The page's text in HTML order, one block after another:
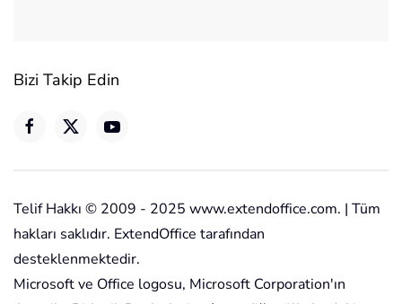
Bizi Takip Edin
Telif Hakkı © 2009 - 2025 www.extendoffice.com. | Tüm
hakları saklıdır. ExtendOffice tarafından
desteklenmektedir.
Microsoft ve Office logosu, Microsoft Corporation'ın